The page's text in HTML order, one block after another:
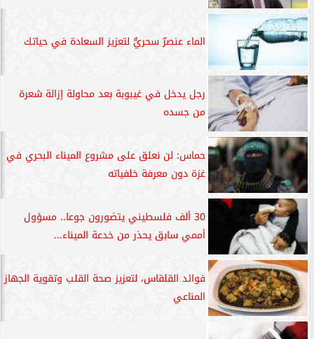
الماء عنصرٌ سحريٌّ لتعزيز السعادة في حياتك
رجل يدخل في غيبوبة بعد محاولة إزالة شعرة
من جسده
حماس: لن نعلق على مشروع الميناء البحري في
غزة دون معرفة خلفياته
30 ألف فلسطيني يتضورون جوعا.. مسؤول
أممي سابق يحذر من خدعة الميناء...
فوائد القلقاس، لتعزيز صحة القلب وتقوية الجهاز
المناعي